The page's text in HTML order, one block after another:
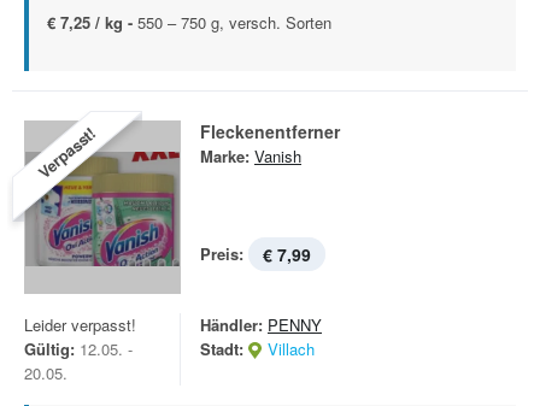
€ 7,25 / kg - 550 – 750 g, versch. Sorten
Verpasst! Fleckenentferner
Marke: Vanish
Preis: € 7,99
Leider verpasst!
Gültig: 12.05. -
20.05.
Händler: PENNY
Stadt:
Villach